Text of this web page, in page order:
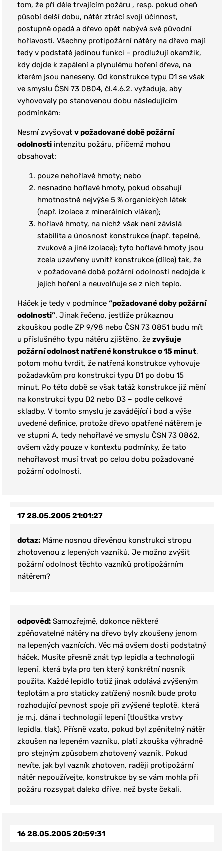
tom, že při déle trvajícím požáru , resp. pokud oheň
působí delší dobu, nátěr ztrácí svoji účinnost,
postupně opadá a dřevo opět nabývá své původní
hořlavosti. Všechny protipožární nátěry na dřevo mají
tedy v podstatě jedinou funkci – prodlužují okamžik,
kdy dojde k zapálení a plynulému hoření dřeva, na
kterém jsou naneseny. Od konstrukce typu D1 se však
ve smyslu ČSN 73 0804, čl.4.6.2. vyžaduje, aby
vyhovovaly po stanovenou dobu následujícím
podmínkám:
Nesmí zvyšovat v požadované době požární
odolnostiintenzitu požáru, přičemž mohou
obsahovat:
pouze nehořlavé hmoty; nebo
nesnadno hořlavé hmoty, pokud obsahují
hmotnostně nejvýše 5 % organických látek
(např. izolace z minerálních vláken);
hořlavé hmoty, na nichž však není závislá
stabilita a únosnost konstrukce (např. tepelné,
zvukové a jiné izolace); tyto hořlavé hmoty jsou
zcela uzavřeny uvnitř konstrukce (dílce) tak, že
v požadované době požární odolnosti nedojde k
jejich hoření a neuvolňuje se z nich teplo.
Háček je tedy v podmínce “požadované doby požární
odolnosti”. Jinak řečeno, jestliže průkaznou
zkouškou podle ZP 9/98 nebo ČSN 73 0851 budu mít
u příslušného typu nátěru zjištěno, že zvyšuje
požární odolnost natřené konstrukce o 15 minut,
potom mohu tvrdit, že natřená konstrukce vyhovuje
požadavkům pro konstrukci typu D1 po dobu 15
minut. Po této době se však tatáž konstrukce již mění
na konstrukci typu D2 nebo D3 – podle celkové
skladby. V tomto smyslu je zavádějící i bod a výše
uvedené definice, protože dřevo opatřené nátěrem je
ve stupni A, tedy nehořlavé ve smyslu ČSN 73 0862,
ovšem vždy pouze v kontextu podmínky, že tato
nehořlavost musí trvat po celou dobu požadované
požární odolnosti.
1728.05.2005 21:01:27
dotaz:Máme nosnou dřevěnou konstrukci stropu
zhotovenou z lepených vazníků. Je možno zvýšit
požární odolnost těchto vazníků protipožárním
nátěrem?
odpověď:Samozřejmě, dokonce některé
zpěňovatelné nátěry na dřevo byly zkoušeny jenom
na lepených vaznících. Věc má ovšem dosti podstatný
háček. Musíte přesně znát typ lepidla a technologii
lepení, která byla pro ten který konkrétní nosník
použita. Každé lepidlo totiž jinak odolává zvýšeným
teplotám a pro staticky zatížený nosník bude proto
rozhodující pevnost spoje při zvýšené teplotě, která
je m.j. dána i technologií lepení (tlouštka vrstvy
lepidla, tlak). Přísně vzato, pokud byl zpěnitelný nátěr
zkoušen na lepeném vazníku, platí zkouška výhradně
pro stejným způsobem zhotovený vazník. Pokud
nevíte, jak byl vazník zhotoven, raději protipožární
nátěr nepoužívejte, konstrukce by se vám mohla při
požáru rozsypat daleko dříve, než byste čekali.
1628.05.2005 20:59:31